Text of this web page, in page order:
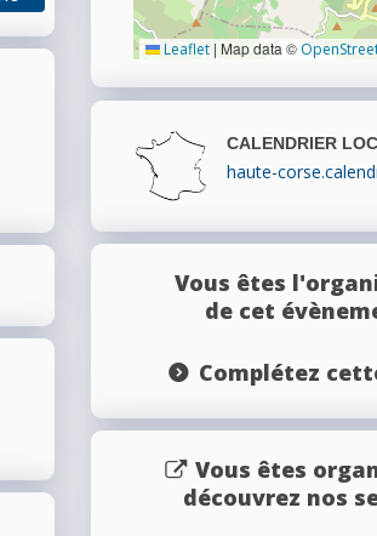
Leaflet | Map data ©
CALENDRIER
haute-
Vous êtes
de cet
Complétez
Vous êtes
découvrez nos